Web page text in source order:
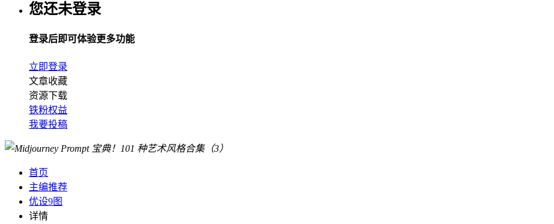
您还未登录
登录后即可体验更多功能
立即登录
文章收藏
资源下载
铁粉权益
我要投稿
首页
主编推荐
优设9图
详情